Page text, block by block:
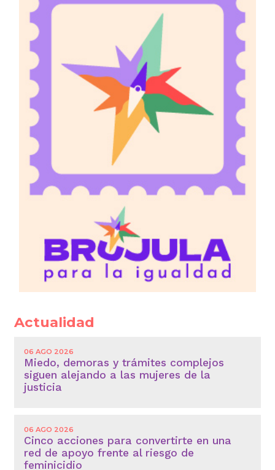
Actualidad
06 AGO 2026
Miedo, demoras y trámites complejos
siguen alejando a las mujeres de la
justicia
06 AGO 2026
Cinco acciones para convertirte en una
red de apoyo frente al riesgo de
feminicidio